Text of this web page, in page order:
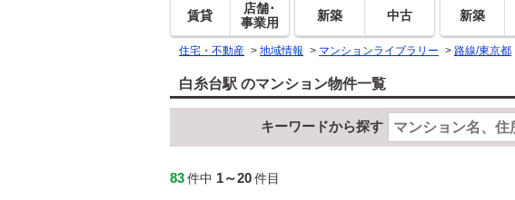
賃貸
店舗･
事業用
新築 中古 新築
住宅・不動産 > 地域情報 > マンションライブラリー > 路線/東京都
白糸台駅 のマンション物件一覧
キーワードから探す
83件中 1～20件目